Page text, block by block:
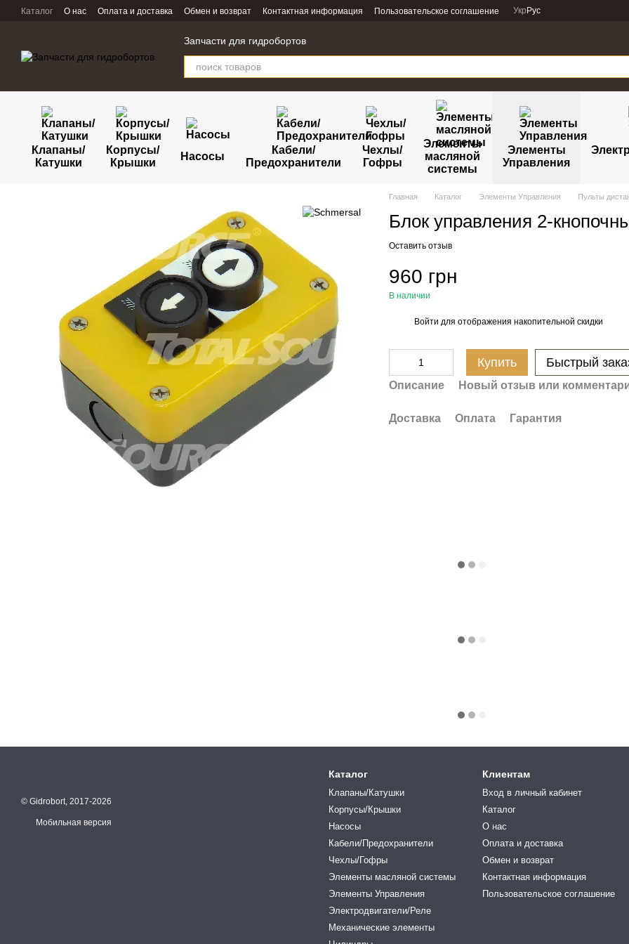
Перейти к основному контенту
Каталог О нас Оплата и доставка Обмен и возврат Контактная информация Пользовательское соглашение Укр Рус
Запчасти для гидробортов
Клапаны/
Катушки
Корпусы/
Крышки
Насосы
Кабели/
Предохранители
Чехлы/
Гофры
Элементы
масляной
системы
Элементы
Управления
Главная Каталог Элементы Управления Пульты
Блок управления 2-
Оставить отзыв
960 грн
В наличии
Войти для отображения накопительной скидки
Купить Быстрый
Описание Новый отзыв или
Доставка Оплата Гарантия
© Gidrobort, 2017-2026
Мобильная версия
Каталог
Клапаны/Катушки
Корпусы/Крышки
Насосы
Кабели/Предохранители
Чехлы/Гофры
Элементы масляной системы
Элементы Управления
Электродвигатели/Реле
Механические элементы
Клиентам
Вход в личный кабинет
Каталог
О нас
Оплата и доставка
Обмен и возврат
Контактная информация
Пользовательское соглашение